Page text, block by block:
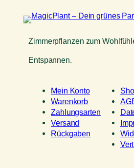
Zimmerpflanzen zum
Entspannen.
Mein Konto
Warenkorb
Zahlungsarten
Versand
Rückgaben